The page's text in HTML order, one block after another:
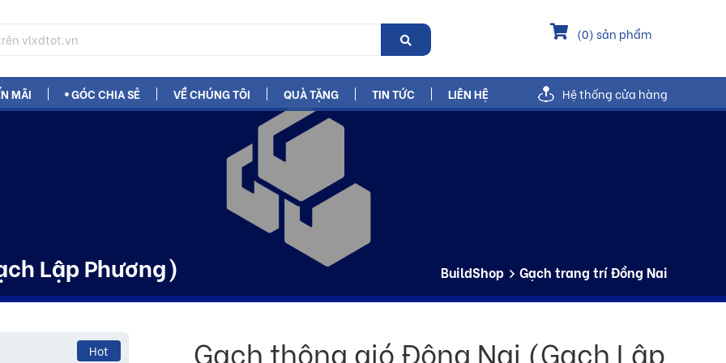
(0) sản phẩm
MÃI GÓC CHIA SẺ VỀ CHÚNG TÔI QUÀ TẶNG TIN TỨC LIÊN HỆ Hệ thống cửa hàng
Lập Phương) BuildShop Gạch trang trí Đồng Nai
Hot
Gạch thông gió Đông Nai (Gạch Lập